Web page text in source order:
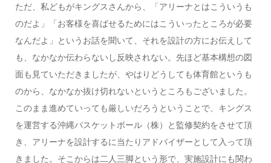
ただ、私どもがキングスさんから、「アリーナとはこういうも
のだよ」「お客様を喜ばせるためにはこういったところが必要
なんだよ」というお話を聞いて、それを設計の方にお伝えして
も、なかなか伝わらないし反映されない。先ほど基本構想の図
面も見ていただきましたが、やはりどうしても体育館というも
のから、なかなか抜け切れないというところもございました。
このまま進めていっても厳しいだろうということで、キングス
を運営する沖縄バスケットボール（株）と監修契約をさせて頂
き、アリーナを設計するに当たりアドバイザーとして入って頂
きました。そこからは二人三脚という形で、実施設計にも関わ